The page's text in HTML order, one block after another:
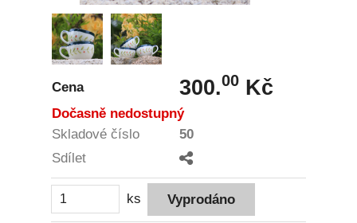
Cena 300.00 Kč
Dočasně nedostupný
Skladové číslo
50
Sdílet
ks